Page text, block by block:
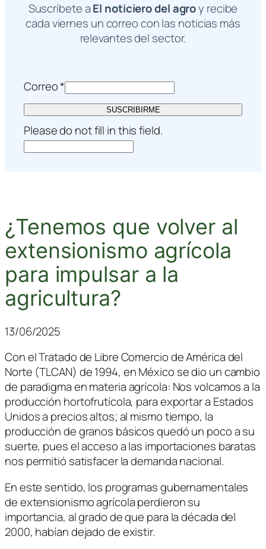
Suscríbete aEl noticiero del agroy recibe
cada viernes un correo con las noticias más
relevantes del sector.
Correo*
SUSCRIBIRME
Please do not fill in this field.
¿Tenemos que volver al
extensionismo agrícola
para impulsar a la
agricultura?
13/06/2025
Con el Tratado de Libre Comercio de América del
Norte (TLCAN) de 1994, en México se dio un cambio
de paradigma en materia agrícola: Nos volcamos a la
producción hortofrutícola, para exportar a Estados
Unidos a precios altos; al mismo tiempo, la
producción de granos básicos quedó un poco a su
suerte, pues el acceso a las importaciones baratas
nos permitió satisfacer la demanda nacional.
En este sentido, los programas gubernamentales
de extensionismo agrícola perdieron su
importancia, al grado de que para la década del
2000, habían dejado de existir.